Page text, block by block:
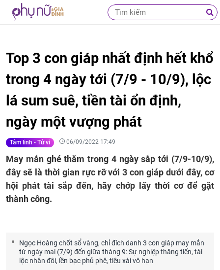
Top 3 con giáp nhất định hết khổ
trong 4 ngày tới (7/9 - 10/9), lộc
lá sum suê, tiền tài ổn định,
ngày một vượng phát
Tâm linh - Tử vi 06/09/2022 17:49
May mắn ghé thăm trong 4 ngày sắp tới (7/9-10/9),
đây sẽ là thời gian rực rỡ với 3 con giáp dưới đây, cơ
hội phát tài sắp đến, hãy chớp lấy thời cơ để gặt
thành công.
Ngọc Hoàng chốt sổ vàng, chỉ đích danh 3 con giáp may mắn
từ ngày mai (7/9) đến giữa tháng 9: Sự nghiệp thăng tiến, tài
lộc nhân đôi, iền bạc phủ phê, tiêu xài vô hạn